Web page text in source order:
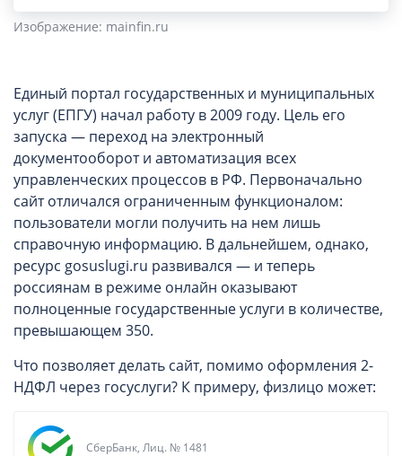
Изображение: mainfin.ru
Единый портал государственных и муниципальных
услуг (ЕПГУ) начал работу в 2009 году. Цель его
запуска — переход на электронный
документооборот и автоматизация всех
управленческих процессов в РФ. Первоначально
сайт отличался ограниченным функционалом:
пользователи могли получить на нем лишь
справочную информацию. В дальнейшем, однако,
ресурс gosuslugi.ru развивался — и теперь
россиянам в режиме онлайн оказывают
полноценные государственные услуги в количестве,
превышающем 350.
Что позволяет делать сайт, помимо оформления 2-
НДФЛ через госуслуги? К примеру, физлицо может:
СберБанк, Лиц. № 1481